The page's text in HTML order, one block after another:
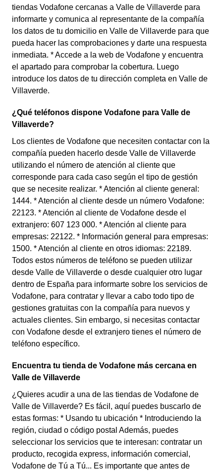
tiendas Vodafone cercanas a Valle de Villaverde para
informarte y comunica al representante de la compañía
los datos de tu domicilio en Valle de Villaverde para que
pueda hacer las comprobaciones y darte una respuesta
inmediata. * Accede a la web de Vodafone y encuentra
el apartado para comprobar la cobertura. Luego
introduce los datos de tu dirección completa en Valle de
Villaverde.
¿Qué teléfonos dispone Vodafone para Valle de
Villaverde?
Los clientes de Vodafone que necesiten contactar con la
compañía pueden hacerlo desde Valle de Villaverde
utilizando el número de atención al cliente que
corresponde para cada caso según el tipo de gestión
que se necesite realizar. * Atención al cliente general:
1444. * Atención al cliente desde un número Vodafone:
22123. * Atención al cliente de Vodafone desde el
extranjero: 607 123 000. * Atención al cliente para
empresas: 22122. * Información general para empresas:
1500. * Atención al cliente en otros idiomas: 22189.
Todos estos números de teléfono se pueden utilizar
desde Valle de Villaverde o desde cualquier otro lugar
dentro de España para informarte sobre los servicios de
Vodafone, para contratar y llevar a cabo todo tipo de
gestiones gratuitas con la compañía para nuevos y
actuales clientes. Sin embargo, si necesitas contactar
con Vodafone desde el extranjero tienes el número de
teléfono específico.
Encuentra tu tienda de Vodafone más cercana en
Valle de Villaverde
¿Quieres acudir a una de las tiendas de Vodafone de
Valle de Villaverde? Es fácil, aquí puedes buscarlo de
estas formas: * Usando tu ubicación * Introduciendo la
región, ciudad o código postal Además, puedes
seleccionar los servicios que te interesan: contratar un
producto, recogida express, información comercial,
Vodafone de Tú a Tú... Es importante que antes de